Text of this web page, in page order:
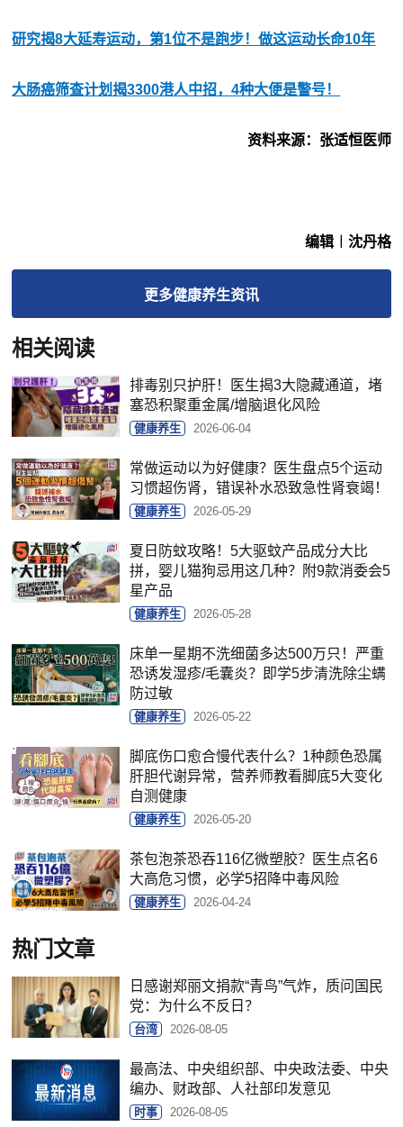
研究揭8大延寿运动，第1位不是跑步！做这运动长命10年
大肠癌筛查计划揭3300港人中招，4种大便是警号！
资料来源：张适恒医师
编辑︱沈丹格
更多健康养生资讯
相关阅读
排毒别只护肝！医生揭3大隐藏通道，堵
塞恐积聚重金属/增脑退化风险
健康养生 2026-06-04
常做运动以为好健康？医生盘点5个运动
习惯超伤肾，错误补水恐致急性肾衰竭！
健康养生 2026-05-29
夏日防蚊攻略！5大驱蚊产品成分大比
拼，婴儿猫狗忌用这几种？附9款消委会5
星产品
健康养生 2026-05-28
床单一星期不洗细菌多达500万只！严重
恐诱发湿疹/毛囊炎？即学5步清洗除尘螨
防过敏
健康养生 2026-05-22
脚底伤口愈合慢代表什么？1种颜色恐属
肝胆代谢异常，营养师教看脚底5大变化
自测健康
健康养生 2026-05-20
茶包泡茶恐吞116亿微塑胶？医生点名6
大高危习惯，必学5招降中毒风险
健康养生 2026-04-24
热门文章
日感谢郑丽文捐款“青鸟”气炸，质问国民
党：为什么不反日？
台湾 2026-08-05
最高法、中央组织部、中央政法委、中央
编办、财政部、人社部印发意见
时事 2026-08-05